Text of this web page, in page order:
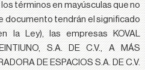
términos en mayúsculas que no
documento tendrán el significado
la Ley), las empresasKOVAL
S.A. DE C.V., A MÁS
DE ESPACIOS S.A. DE C.V.